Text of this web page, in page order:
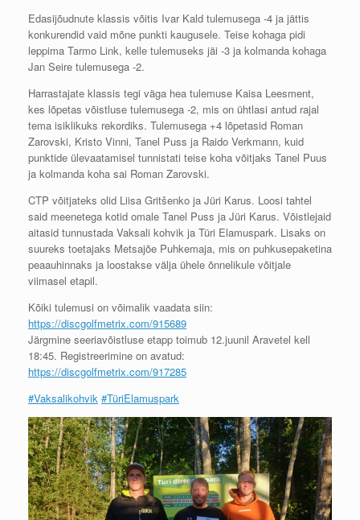
Edasijõudnute klassis võitis Ivar Kald tulemusega -4 ja jättis
konkurendid vaid mõne punkti kaugusele. Teise kohaga pidi
leppima Tarmo Link, kelle tulemuseks jäi -3 ja kolmanda kohaga
Jan Seire tulemusega -2.
Harrastajate klassis tegi väga hea tulemuse Kaisa Leesment,
kes lõpetas võistluse tulemusega -2, mis on ühtlasi antud rajal
tema isiklikuks rekordiks. Tulemusega +4 lõpetasid Roman
Zarovski, Kristo Vinni, Tanel Puss ja Raido Verkmann, kuid
punktide ülevaatamisel tunnistati teise koha võitjaks Tanel Puus
ja kolmanda koha sai Roman Zarovski.
CTP võitjateks olid Liisa Gritšenko ja Jüri Karus. Loosi tahtel
said meenetega kotid omale Tanel Puss ja Jüri Karus. Võistlejaid
aitasid tunnustada Vaksali kohvik ja Türi Elamuspark. Lisaks on
suureks toetajaks Metsajõe Puhkemaja, mis on puhkusepaketina
peaauhinnaks ja loostakse välja ühele õnnelikule võitjale
viimasel etapil.
Kõiki tulemusi on võimalik vaadata siin:
https://discgolfmetrix.com/915689
Järgmine seeriavõistluse etapp toimub 12.juunil Aravetel kell
18:45. Registreerimine on avatud:
https://discgolfmetrix.com/917285
#Vaksalikohvik #TüriElamuspark